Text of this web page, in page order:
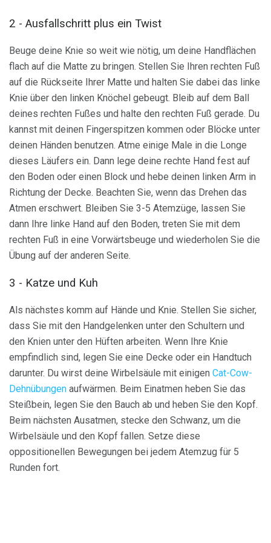
2 - Ausfallschritt plus ein Twist
Beuge deine Knie so weit wie nötig, um deine Handflächen
flach auf die Matte zu bringen. Stellen Sie Ihren rechten Fuß
auf die Rückseite Ihrer Matte und halten Sie dabei das linke
Knie über den linken Knöchel gebeugt. Bleib auf dem Ball
deines rechten Fußes und halte den rechten Fuß gerade. Du
kannst mit deinen Fingerspitzen kommen oder Blöcke unter
deinen Händen benutzen. Atme einige Male in die Longe
dieses Läufers ein. Dann lege deine rechte Hand fest auf
den Boden oder einen Block und hebe deinen linken Arm in
Richtung der Decke. Beachten Sie, wenn das Drehen das
Atmen erschwert. Bleiben Sie 3-5 Atemzüge, lassen Sie
dann Ihre linke Hand auf den Boden, treten Sie mit dem
rechten Fuß in eine Vorwärtsbeuge und wiederholen Sie die
Übung auf der anderen Seite.
3 - Katze und Kuh
Als nächstes komm auf Hände und Knie. Stellen Sie sicher,
dass Sie mit den Handgelenken unter den Schultern und
den Knien unter den Hüften arbeiten. Wenn Ihre Knie
empfindlich sind, legen Sie eine Decke oder ein Handtuch
darunter. Du wirst deine Wirbelsäule mit einigen Cat-Cow-
Dehnübungen aufwärmen. Beim Einatmen heben Sie das
Steißbein, legen Sie den Bauch ab und heben Sie den Kopf.
Beim nächsten Ausatmen, stecke den Schwanz, um die
Wirbelsäule und den Kopf fallen. Setze diese
oppositionellen Bewegungen bei jedem Atemzug für 5
Runden fort.